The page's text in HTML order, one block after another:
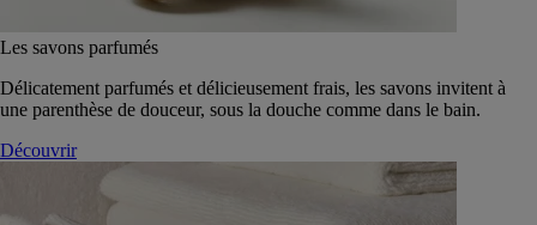
Les savons parfumés
Délicatement parfumés et délicieusement frais, les savons invitent à
une parenthèse de douceur, sous la douche comme dans le bain.
Découvrir